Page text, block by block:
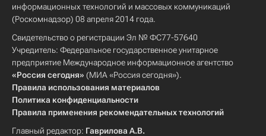
информационных технологий и массовых коммуникаций
(Роскомнадзор) 08 апреля 2014 года.
Свидетельство о регистрации Эл № ФС77-57640
Учредитель: Федеральное государственное унитарное
предприятие Международное информационное агентство
«Россия сегодня» (МИА «Россия сегодня»).
Правила использования материалов
Политика конфиденциальности
Правила применения рекомендательных технологий
Главный редактор: Гаврилова А.В.